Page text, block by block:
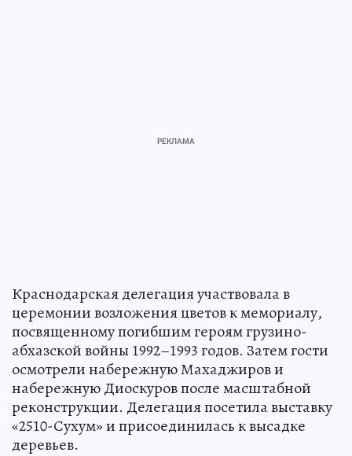
Краснодарская делегация участвовала в
церемонии возложения цветов к мемориалу,
посвященному погибшим героям грузино-
абхазской войны 1992–1993 годов. Затем гости
осмотрели набережную Махаджиров и
набережную Диоскуров после масштабной
реконструкции. Делегация посетила выставку
«2510-Сухум» и присоединилась к высадке
деревьев.